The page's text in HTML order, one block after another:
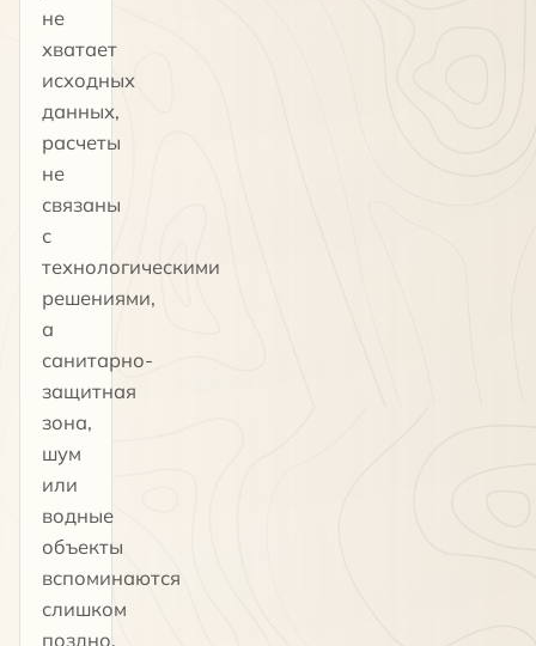
не
хватает
исходных
данных,
расчеты
не
связаны
с
технологическими
решениями,
а
санитарно-
защитная
зона,
шум
или
водные
объекты
вспоминаются
слишком
поздно.